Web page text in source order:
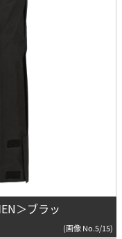
＞ブラッ
(画像 No.5/15)